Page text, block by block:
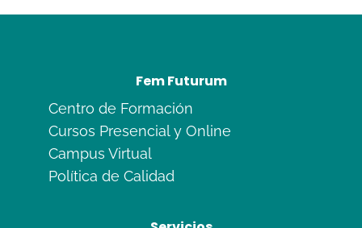
Fem Futurum
Centro de Formación
Cursos Presencial y Online
Campus Virtual
Política de Calidad